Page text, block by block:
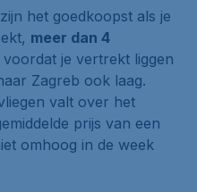
zijn het goedkoopst als je
meer dan 4
je vertrekt liggen
Zagreb ook laag.
valt over het
prijs van een
omhoog in de week